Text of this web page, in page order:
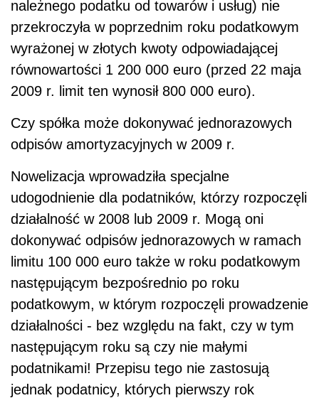
należnego podatku od towarów i usług) nie
przekroczyła w poprzednim roku podatkowym
wyrażonej w złotych kwoty odpowiadającej
równowartości 1 200 000 euro (przed 22 maja
2009 r. limit ten wynosił 800 000 euro).
Czy spółka może dokonywać jednorazowych
odpisów amortyzacyjnych w 2009 r.
Nowelizacja wprowadziła specjalne
udogodnienie dla podatników, którzy rozpoczęli
działalność w 2008 lub 2009 r. Mogą oni
dokonywać odpisów jednorazowych w ramach
limitu 100 000 euro także w roku podatkowym
następującym bezpośrednio po roku
podatkowym, w którym rozpoczęli prowadzenie
działalności - bez względu na fakt, czy w tym
następującym roku są czy nie małymi
podatnikami! Przepisu tego nie zastosują
jednak podatnicy, których pierwszy rok